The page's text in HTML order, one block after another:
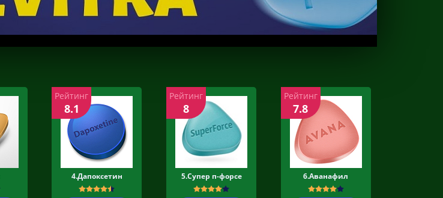
4.Дапоксетин
Рейтинг
8.1
5.Супер п-форсе
Рейтинг
8
6.Аванафил
Рейтинг
7.8